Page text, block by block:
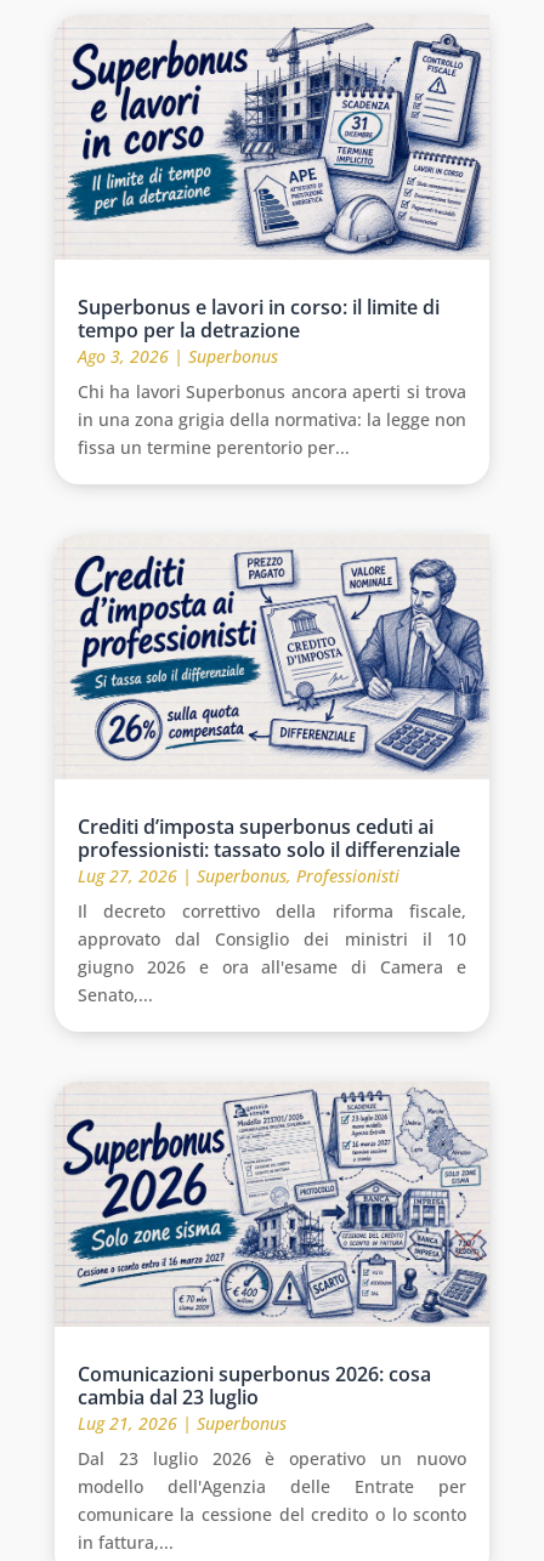
Superbonus e lavori in corso: il limite di
tempo per la detrazione
Ago 3, 2026| Superbonus
Chi ha lavori Superbonus ancora aperti si trova
in una zona grigia della normativa: la legge non
fissa un termine perentorio per...
Crediti d’imposta superbonus ceduti ai
professionisti: tassato solo il differenziale
Lug 27, 2026| Superbonus, Professionisti
Il decreto correttivo della riforma fiscale,
approvato dal Consiglio dei ministri il 10
giugno 2026 e ora all'esame di Camera e
Senato,...
Comunicazioni superbonus 2026: cosa
cambia dal 23 luglio
Lug 21, 2026| Superbonus
Dal 23 luglio 2026 è operativo un nuovo
modello dell'Agenzia delle Entrate per
comunicare la cessione del credito o lo sconto
in fattura,...